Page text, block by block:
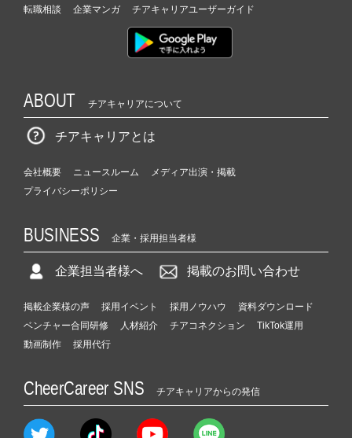
転職相談
企業マンガ チアキャリアユーザーガイド
ABOUT チアキャリアについて
チアキャリアとは
会社概要 ニュースルーム
メディア出演・掲載
プライバシーポリシー
BUSINESS 企業・採用担当者様
企業担当者様へ 掲載のお問い合わせ
掲載企業様の声 採用イベント 採用ノウハウ
資料ダウンロード
ベンチャー合同研修
人材紹介 チアコネクション
TikTok運用
動画制作
採用代行
CheerCareer SNS チアキャリアからの発信